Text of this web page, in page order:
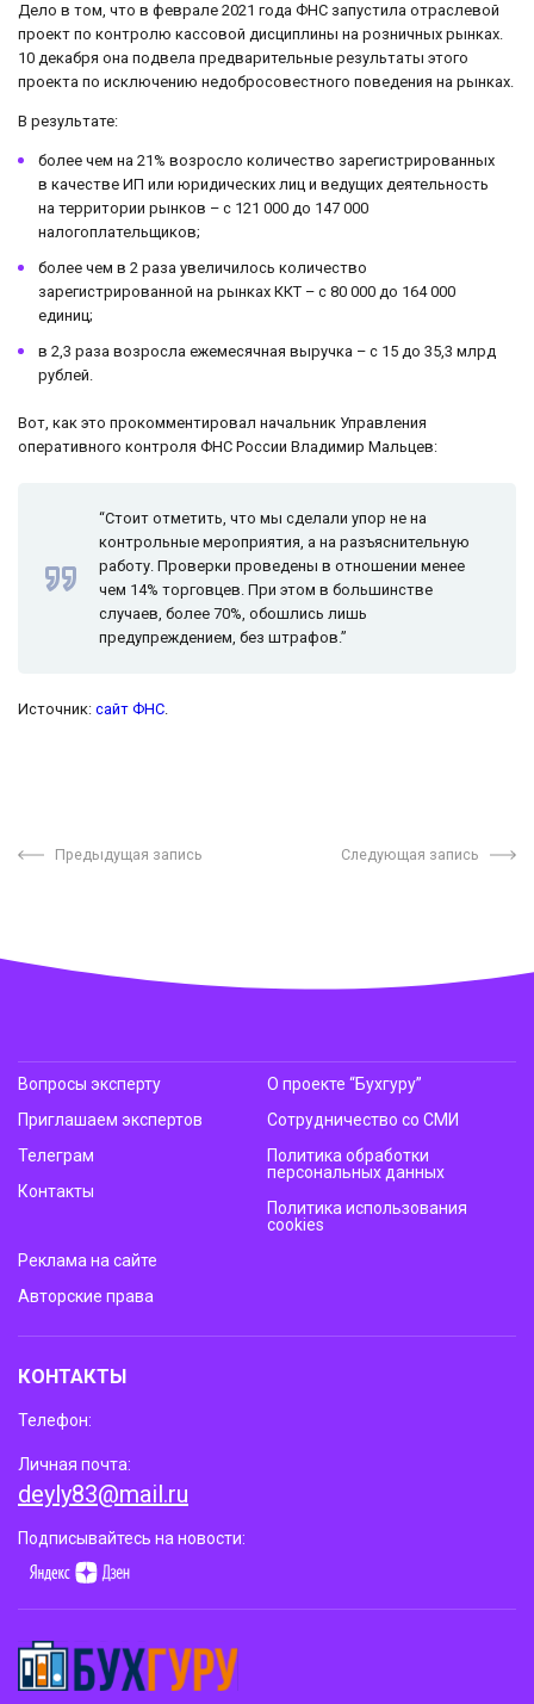
Дело в том, что в феврале 2021 года ФНС запустила отраслевой
проект по контролю кассовой дисциплины на розничных рынках.
10 декабря она подвела предварительные результаты этого
проекта по исключению недобросовестного поведения на рынках.
В результате:
более чем на 21% возросло количество зарегистрированных
в качестве ИП или юридических лиц и ведущих деятельность
на территории рынков – с 121 000 до 147 000
налогоплательщиков;
более чем в 2 раза увеличилось количество
зарегистрированной на рынках ККТ – с 80 000 до 164 000
единиц;
в 2,3 раза возросла ежемесячная выручка – с 15 до 35,3 млрд
рублей.
Вот, как это прокомментировал начальник Управления
оперативного контроля ФНС России Владимир Мальцев:
“Стоит отметить, что мы сделали упор не на
контрольные мероприятия, а на разъяснительную
работу. Проверки проведены в отношении менее
чем 14% торговцев. При этом в большинстве
случаев, более 70%, обошлись лишь
предупреждением, без штрафов.”
Источник: сайт ФНС.
Предыдущая запись Следующая запись
Вопросы эксперту
Приглашаем экспертов
Телеграм
Контакты
О проекте “Бухгуру”
Сотрудничество со СМИ
Политика обработки
персональных данных
Политика использования
cookies
Реклама на сайте
Авторские права
КОНТАКТЫ
Телефон:
Личная почта:
deyly83@mail.ru
Подписывайтесь на новости: